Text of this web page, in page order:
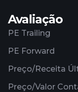
Avaliação
PE Trailing
PE Forward
Preço/Receita
Preço/Valor